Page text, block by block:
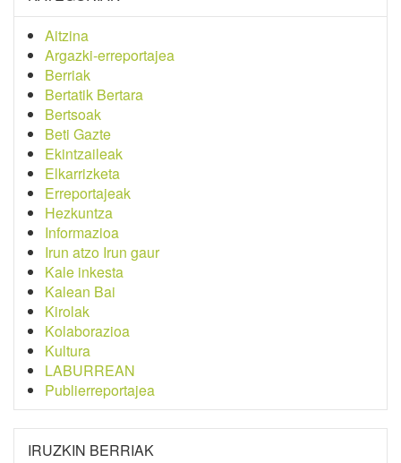
Aitzina
Argazki-erreportajea
Berriak
Bertatik Bertara
Bertsoak
Beti Gazte
Ekintzaileak
Elkarrizketa
Erreportajeak
Hezkuntza
Informazioa
Irun atzo Irun gaur
Kale inkesta
Kalean Bai
Kirolak
Kolaborazioa
Kultura
LABURREAN
Publierreportajea
IRUZKIN BERRIAK